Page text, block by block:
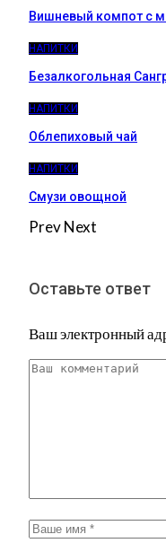
Вишневый компот с
НАПИТКИ
Безалкогольная
НАПИТКИ
Облепиховый чай
НАПИТКИ
Смузи овощной
PrevNext
Оставьте ответ
Ваш электронный